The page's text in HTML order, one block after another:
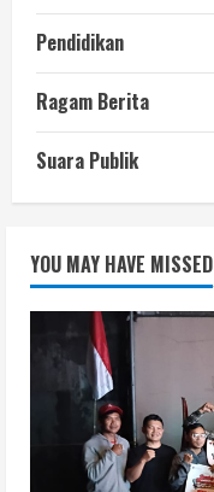
Pendidikan
Ragam Berita
Suara Publik
YOU MAY HAVE MISSED